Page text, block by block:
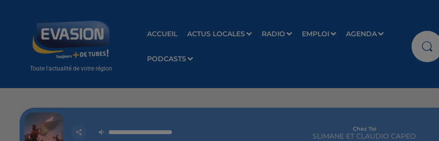
Toute l'actualité de votre région
ACCUEIL ACTUS LOCALES RADIO EMPLOI AGENDA
PODCASTS
Chez Toi
SLIMANE ET CLAUDIO CAPEO